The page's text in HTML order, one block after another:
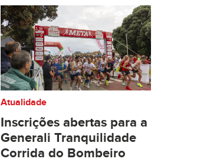
Atualidade
Inscrições abertas para a
Generali Tranquilidade
Corrida do Bombeiro